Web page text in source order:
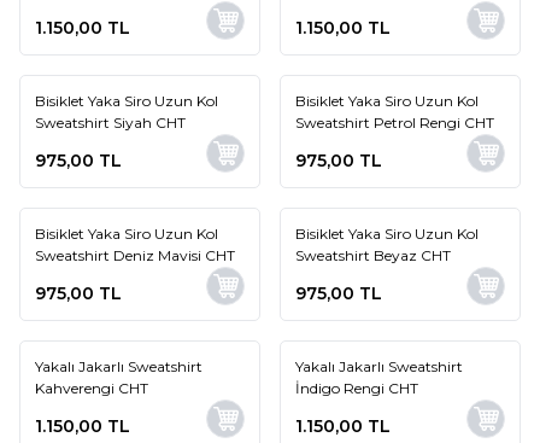
1.150,00 TL 1.150,00 TL
Yeni
Bisiklet Yaka Siro Uzun Kol
Sweatshirt Siyah CHT
975,00 TL
Yeni
Bisiklet Yaka Siro Uzun Kol
Sweatshirt Petrol Rengi CHT
975,00 TL
Yeni
Bisiklet Yaka Siro Uzun Kol
Sweatshirt Deniz Mavisi CHT
975,00 TL
Yeni
Bisiklet Yaka Siro Uzun Kol
Sweatshirt Beyaz CHT
975,00 TL
Yeni
Yakalı Jakarlı Sweatshirt
Kahverengi CHT
1.150,00 TL
Yeni
Yakalı Jakarlı Sweatshirt
İndigo Rengi CHT
1.150,00 TL